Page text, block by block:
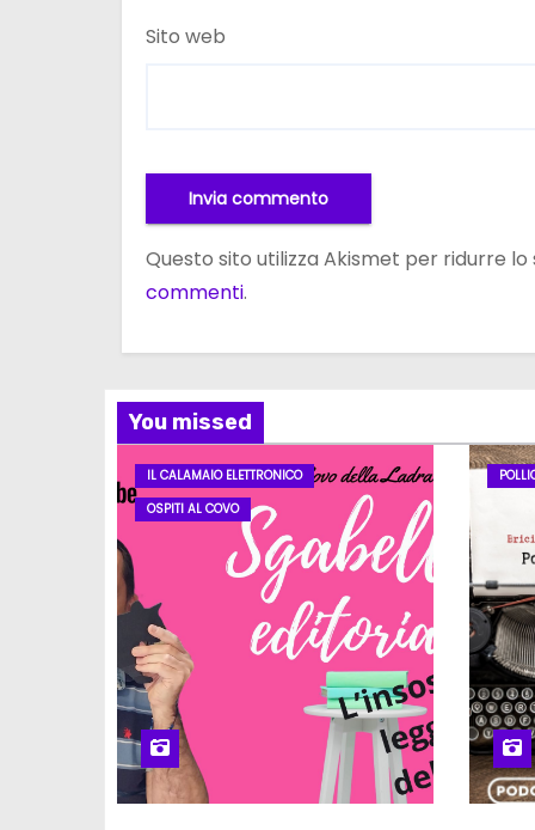
Sito web
Questo sito utilizza Akismet per ridurre lo
commenti.
You missed
IL CALAMAIO ELETTRONICO
OSPITI AL COVO